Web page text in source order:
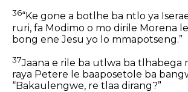
36“Ke gone a botlhe ba ntlo ya
ruri, fa Modimo o mo dirile Morena
bong ene Jesu yo lo mmapotseng.”
37Jaana e rile ba utlwa ba tlhabega
raya Petere le baaposetole ba
“Bakaulengwe, re tlaa dirang?”